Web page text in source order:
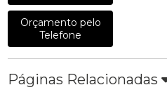
Orçamento pelo
Telefone
Páginas Relacionadas